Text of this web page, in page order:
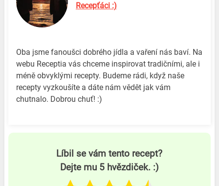
Recepťáci :)
Oba jsme fanoušci dobrého jídla a vaření nás baví. Na
webu Receptia vás chceme inspirovat tradičními, ale i
méně obvyklými recepty. Budeme rádi, když naše
recepty vyzkoušíte a dáte nám vědět jak vám
chutnalo. Dobrou chuť! :)
Líbil se vám tento recept?
Dejte mu 5 hvězdiček. :)